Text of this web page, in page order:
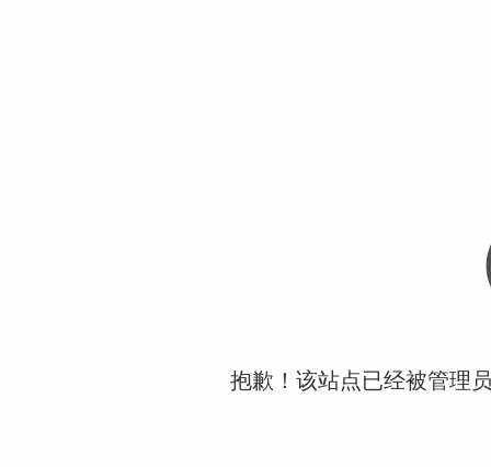
抱歉！该站点已经被管理